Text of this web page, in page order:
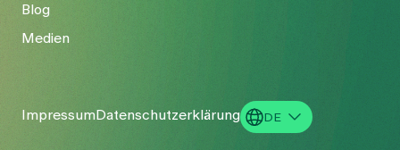
Blog
Medien
ImpressumDatenschutzerklärung
DE